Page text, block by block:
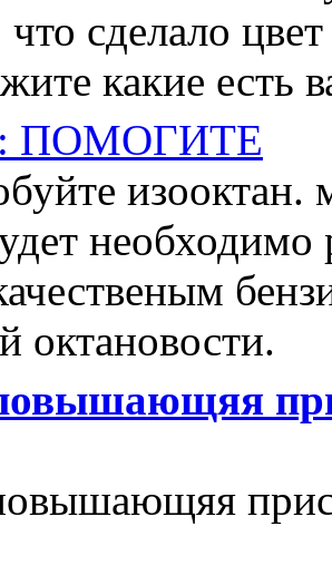
что сделало
какие есть
ПОМОГИТЕ
изооктан.
необходимо
октановости.